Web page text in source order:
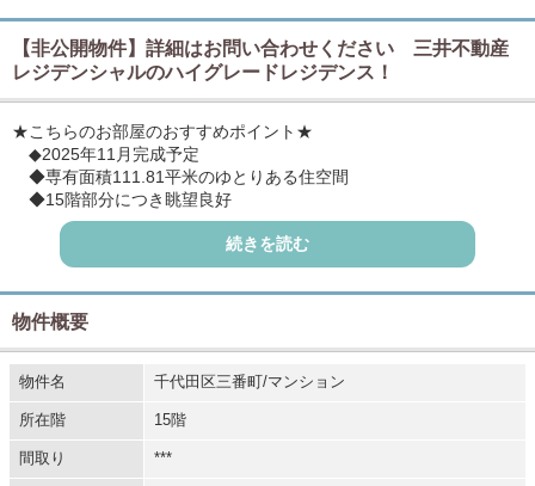
【非公開物件】詳細はお問い合わせください 三井不動産
レジデンシャルのハイグレードレジデンス！
★こちらのお部屋のおすすめポイント★
◆2025年11月完成予定
◆専有面積111.81平米のゆとりある住空間
◆15階部分につき眺望良好
◆快適な暮らしを彩る充実の設備
◆総戸数193戸のビッグコミュニティ
◆管理体制良好
◆便利な各階ゴミステーション
◆多彩なコンシェルジュサービス
◆ラウンジやパーティールーム等共用施設も充実
※詳細はメールまたはお電話（3263-6565）にてお問い合わせ下さ
い。
続きを読む
物件概要
物件名 千代田区三番町/マンション
所在階 15階
間取り ***